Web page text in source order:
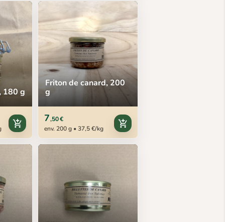
180 g
add_shopping_cart
Friton de canard, 200
g
7,50 €
env. 200 g • 37,5 €/kg
add_shopping_cart